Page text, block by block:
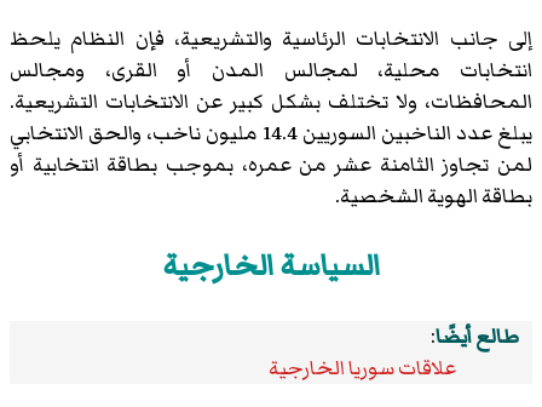
إلى جانب الانتخابات الرئاسية والتشريعية، فإن النظام يلحظ
انتخابات محلية، لمجالس المدن أو القرى، ومجالس
المحافظات، ولا تختلف بشكل كبير عن الانتخابات التشريعية.
يبلغ عدد الناخبين السوريين 14.4 مليون ناخب، والحق الانتخابي
لمن تجاوز الثامنة عشر من عمره، بموجب بطاقة انتخابية أو
بطاقة الهوية الشخصية.
السياسة الخارجية
طالع أيضًا:
علاقات سوريا الخارجية